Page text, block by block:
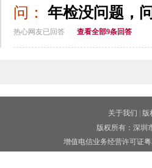
问： 年检没问题，
热心网友已回答 查看全部9条回答
关于我们 版
版权所有：深圳
增值电信业务经营许可证粤